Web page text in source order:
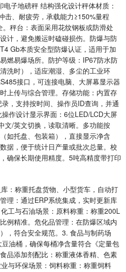
子地磅秤 结构强化设计秤体材质：
击、耐疲劳，承载能力≥150%量程
。秤台：表面采用花纹钢板或防滑处
计，避免搬运时磕碰损伤。防爆与防
Gb本质安全型防爆认证，适用于加
燃易爆场所。防护等级：IP67防水防
洗时），适应潮湿、多尘的工业环
接口，可连接电脑、大屏幕显示器
上传与综合管理。存储功能：内置存
，支持按时间、操作员ID查询，并通
作设计显示界面：6位LED/LCD大屏
文/英文切换，读取清晰。多功能按
如托盘、包装箱），直接显示净含
据，便于统计日产量或批次总量。校
确保长期使用精度。5吨高精度带打印
：称重托盘货物、小型货车，自动打
理：通过ERP系统集成，实时更新库
工与石油场景：原料称重：称重200L
例精准。危化品管理：在防爆区域内
，符合安全规范。3. 食品与制药场
油桶，确保每桶净含量符合《定量包
品添加剂配比：称重液体香精、色素
与环保场景：饲料称重：称重饲料